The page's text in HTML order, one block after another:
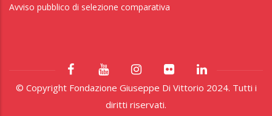
Avviso pubblico di selezione comparativa
© Copyright Fondazione Giuseppe Di Vittorio 2024. Tutti i
diritti riservati.